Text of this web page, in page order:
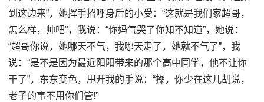
到这边来”，她挥手招呼身后的小受：“这就是我们家超哥，
怎么样，帅吧”，我说：“你妈气哭了你知不知道”，她说：
“超哥你说，她哪天不气，我哪天走了，她就不气了”，我
说：“是不是因为最近阳阳带来的那个高中同学，他不让你
干了”，东东变色，甩开我的手说：“操，你少在这儿胡说，
老子的事不用你们管!”